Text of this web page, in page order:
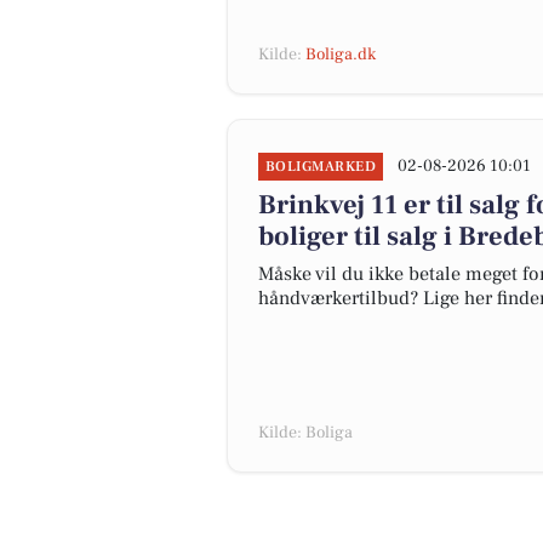
Kilde: Boliga.dk
BOLIGMARKED 02-08-2026 10:01
Brinkvej 11 er til salg
boliger til salg i
Måske vil du ikke betale meget
håndværkertilbud? Lige her
Kilde: Boliga